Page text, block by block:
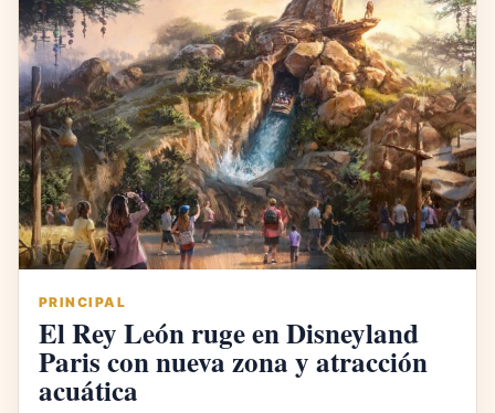
PRINCIPAL
El Rey León ruge en Disneyland
Paris con nueva zona y atracción
acuática